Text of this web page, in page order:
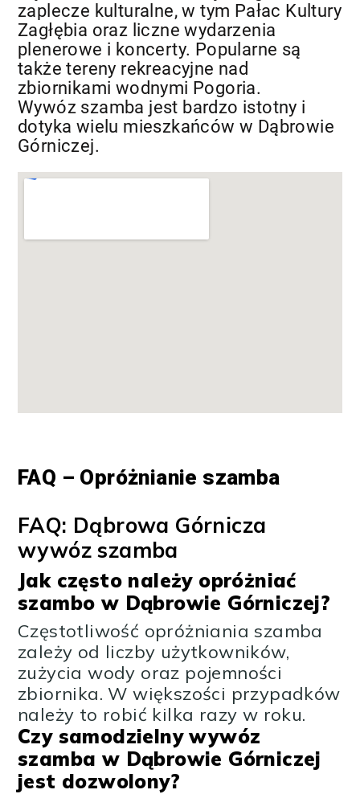
zaplecze kulturalne, w tym Pałac Kultury
Zagłębia oraz liczne wydarzenia
plenerowe i koncerty. Popularne są
także tereny rekreacyjne nad
zbiornikami wodnymi Pogoria.
Wywóz szamba jest bardzo istotny i
dotyka wielu mieszkańców w Dąbrowie
Górniczej.
FAQ – Opróżnianie szamba
FAQ: Dąbrowa Górnicza
wywóz szamba
Jak często należy opróżniać
szambo w Dąbrowie Górniczej?
Częstotliwość opróżniania szamba
zależy od liczby użytkowników,
zużycia wody oraz pojemności
zbiornika. W większości przypadków
należy to robić kilka razy w roku.
Czy samodzielny wywóz
szamba w Dąbrowie Górniczej
jest dozwolony?